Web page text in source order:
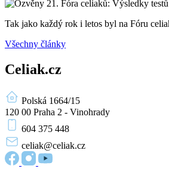
Tak jako každý rok i letos byl na Fóru
Všechny články
Celiak.cz
Polská 1664/15
120 00 Praha 2 - Vinohrady
604 375 448
celiak@celiak.cz